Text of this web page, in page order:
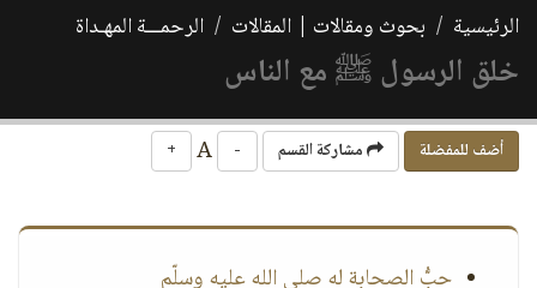
الرئيسية بحوث ومقالات | المقالات الرحمـــة المهـداة
خلق الرسول ﷺ مع الناس
أضف للمفضلة مشاركة القسم -
+
حبُّ الصحابة له صلى الله عليه وسلّم